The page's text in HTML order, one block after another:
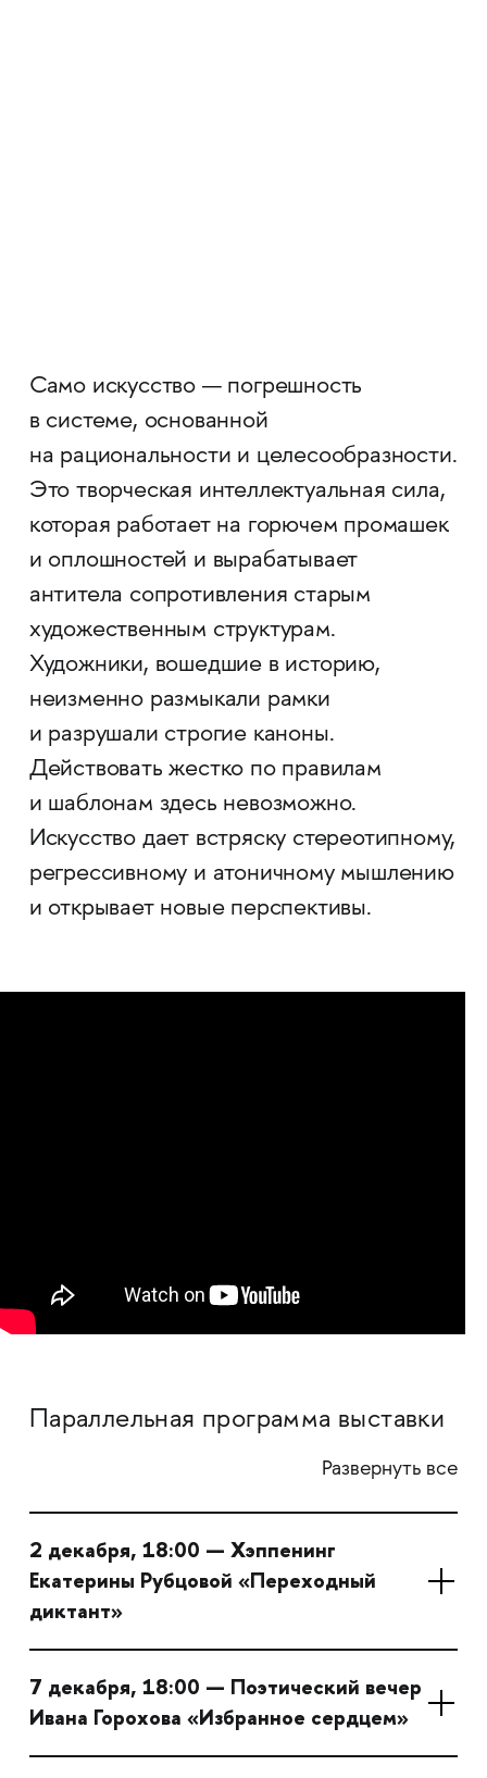
Само искусство — погрешность
в системе, основанной
на рациональности и целесообразности.
Это творческая интеллектуальная сила,
которая работает на горючем промашек
и оплошностей и вырабатывает
антитела сопротивления старым
художественным структурам.
Художники, вошедшие в историю,
неизменно размыкали рамки
и разрушали строгие каноны.
Действовать жестко по правилам
и шаблонам здесь невозможно.
Искусство дает встряску стереотипному,
регрессивному и атоничному мышлению
и открывает новые перспективы.
Параллельная программа выставки
Развернуть все
2 декабря, 18:00 — Хэппенинг
Екатерины Рубцовой «Переходный
диктант»
7 декабря, 18:00 — Поэтический вечер
Ивана Горохова «Избранное сердцем»